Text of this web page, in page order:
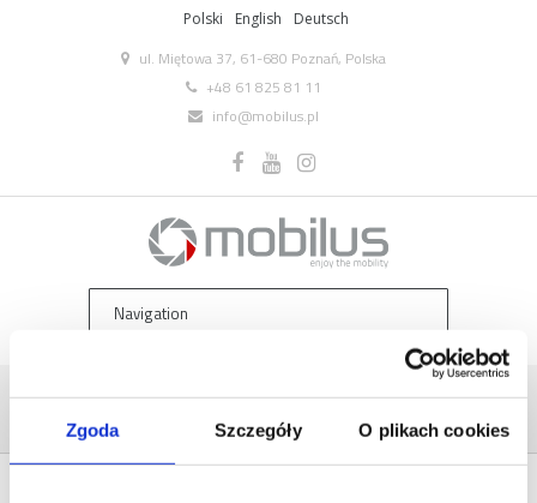
Zgoda Szczegóły O plikach cookies
Polski English Deutsch
ul. Miętowa 37, 61-680 Poznań, Polska
+48 61 825 81 11
info@mobilus.pl
PRODUKTY – MOBILUS
Home